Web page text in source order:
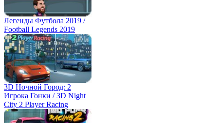
Легенды Футбола 2019 /
Football Legends 2019
3D Ночной Город: 2
Игрока Гонки / 3D Night
City 2 Player Racing